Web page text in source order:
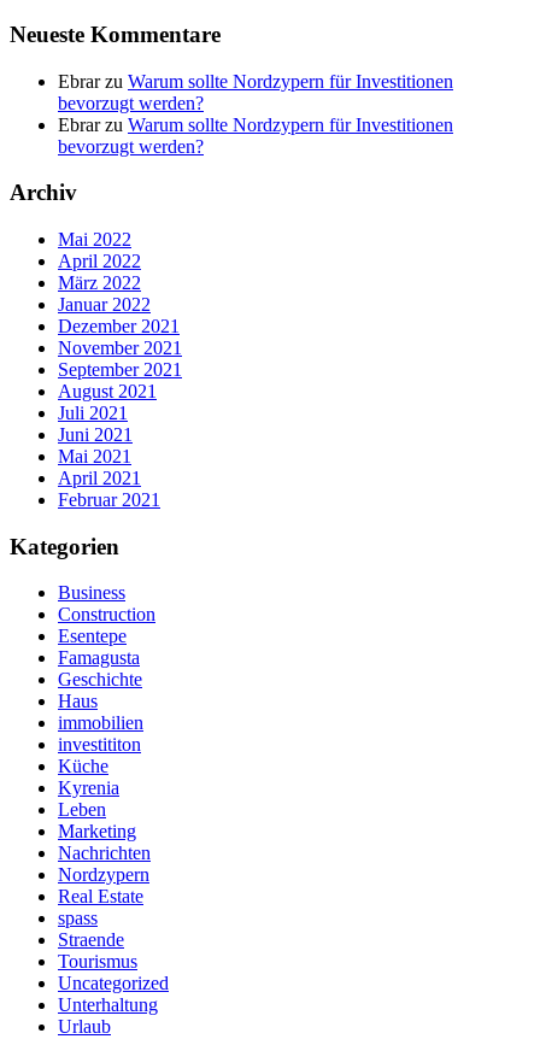
Neueste Kommentare
Ebrarzu Warum sollte Nordzypern für Investitionen
bevorzugt werden?
Ebrarzu Warum sollte Nordzypern für Investitionen
bevorzugt werden?
Archiv
Mai 2022
April 2022
März 2022
Januar 2022
Dezember 2021
November 2021
September 2021
August 2021
Juli 2021
Juni 2021
Mai 2021
April 2021
Februar 2021
Kategorien
Business
Construction
Esentepe
Famagusta
Geschichte
Haus
immobilien
investititon
Küche
Kyrenia
Leben
Marketing
Nachrichten
Nordzypern
Real Estate
spass
Straende
Tourismus
Uncategorized
Unterhaltung
Urlaub